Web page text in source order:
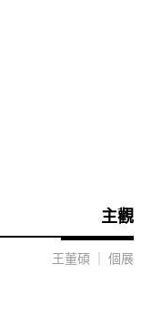
主觀
王董碩 ｜ 個展